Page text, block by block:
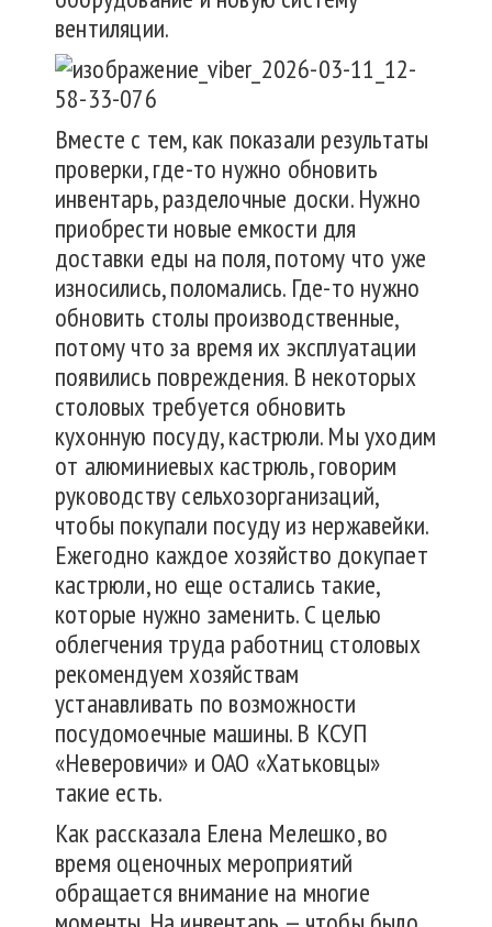
вентиляции.
Вместе с тем, как показали результаты
проверки, где-то нужно обновить
инвентарь, разделочные доски. Нужно
приобрести новые емкости для
доставки еды на поля, потому что уже
износились, поломались. Где-то нужно
обновить столы производственные,
потому что за время их эксплуатации
появились повреждения. В некоторых
столовых требуется обновить
кухонную посуду, кастрюли. Мы уходим
от алюминиевых кастрюль, говорим
руководству сельхозорганизаций,
чтобы покупали посуду из нержавейки.
Ежегодно каждое хозяйство докупает
кастрюли, но еще остались такие,
которые нужно заменить. С целью
облегчения труда работниц столовых
рекомендуем хозяйствам
устанавливать по возможности
посудомоечные машины. В КСУП
«Неверовичи» и ОАО «Хатьковцы»
такие есть.
Как рассказала Елена Мелешко, во
время оценочных мероприятий
обращается внимание на многие